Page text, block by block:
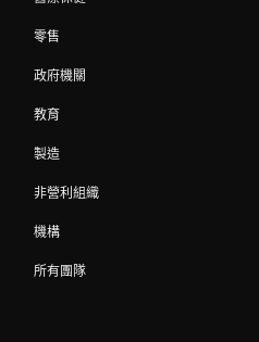
零售
政府機關
教育
製造
非營利組織
機構
所有團隊